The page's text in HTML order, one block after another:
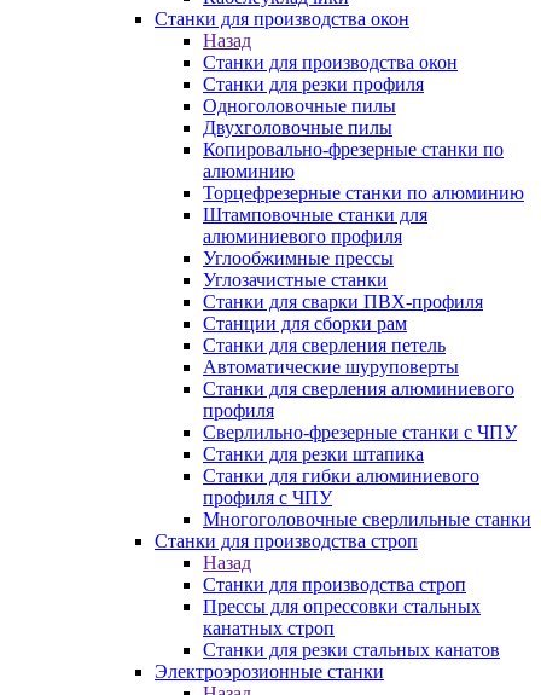
Станки для производства окон
Назад
Станки для производства окон
Станки для резки профиля
Одноголовочные пилы
Двухголовочные пилы
Копировально-фрезерные станки по
алюминию
Торцефрезерные станки по алюминию
Штамповочные станки для
алюминиевого профиля
Углообжимные прессы
Углозачистные станки
Станки для сварки ПВХ-профиля
Станции для сборки рам
Станки для сверления петель
Автоматические шуруповерты
Станки для сверления алюминиевого
профиля
Сверлильно-фрезерные станки с ЧПУ
Станки для резки штапика
Станки для гибки алюминиевого
профиля с ЧПУ
Многоголовочные сверлильные станки
Станки для производства строп
Назад
Станки для производства строп
Прессы для опрессовки стальных
канатных строп
Станки для резки стальных канатов
Электроэрозионные станки